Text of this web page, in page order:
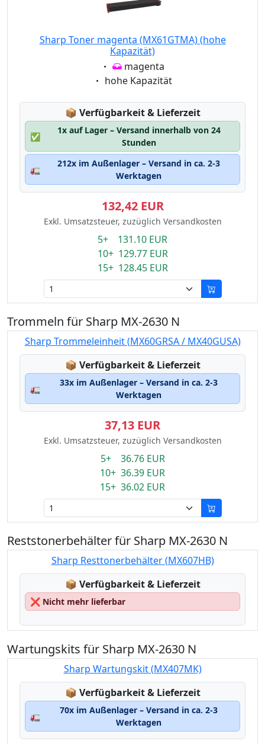
Sharp Toner magenta (MX61GTMA) (hohe
Kapazität)
Eigenschaft:
magenta
Eigenschaft:
hohe Kapazität
📦 Lagerstatus:
Verfügbarkeit & Lieferzeit
✅
1x auf Lager – Versand innerhalb von 24
Stunden
🚛
212x im Außenlager – Versand in ca. 2-3
Werktagen
132,42 EUR
Exkl. Umsatzsteuer, zuzüglich Versandkosten
5+ 131.10 EUR
10+ 129.77 EUR
15+ 128.45 EUR
Trommeln für Sharp MX-2630 N
Sharp Trommeleinheit (MX60GRSA / MX40GUSA)
📦 Lagerstatus:
Verfügbarkeit & Lieferzeit
🚛
33x im Außenlager – Versand in ca. 2-3
Werktagen
37,13 EUR
Exkl. Umsatzsteuer, zuzüglich Versandkosten
5+ 36.76 EUR
10+ 36.39 EUR
15+ 36.02 EUR
Reststonerbehälter für Sharp MX-2630 N
Sharp Resttonerbehälter (MX607HB)
📦 Lagerstatus:
Verfügbarkeit & Lieferzeit
❌ Nicht mehr lieferbar
Wartungskits für Sharp MX-2630 N
Sharp Wartungskit (MX407MK)
📦 Lagerstatus:
Verfügbarkeit & Lieferzeit
🚛
70x im Außenlager – Versand in ca. 2-3
Werktagen